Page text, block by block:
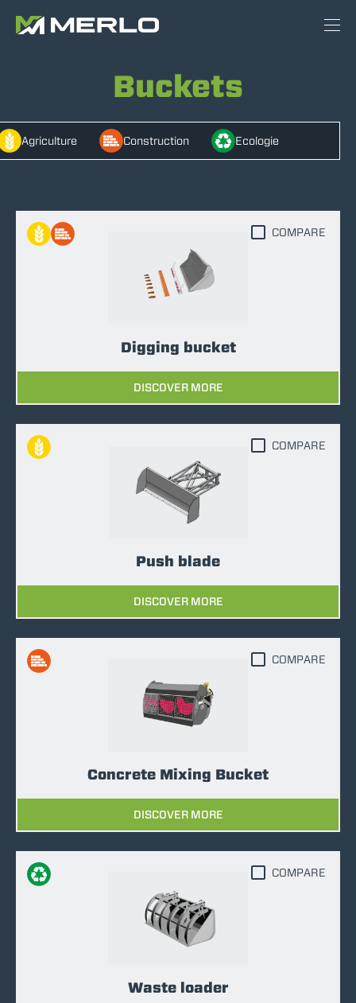
Buckets
Agriculture Construction Ecologie
Digging bucket
DISCOVER MORE
COMPARE
Push blade
DISCOVER MORE
COMPARE
Concrete Mixing Bucket
DISCOVER MORE
COMPARE
Waste loader
COMPARE